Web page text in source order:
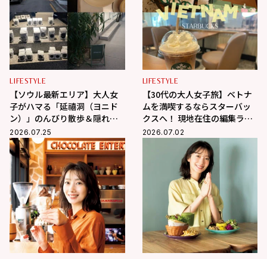
LIFESTYLE
【ソウル最新エリア】大人女
子がハマる「延禧洞（ヨニド
ン）」のんびり散歩＆隠れ家
カフェ巡り
2026.07.25
LIFESTYLE
【30代の大人女子旅】ベトナ
ムを満喫するならスターバッ
クスへ！ 現地在住の編集ライ
ター相馬の海外生活 in ベトナ
2026.07.02